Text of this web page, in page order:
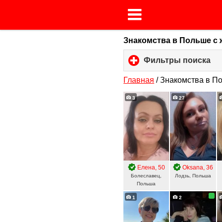
Знакомства в Польше с
Фильтры поиска
to
Главная /Знакомства в
3
Елена , 50
Болеславец,
Польша
27
Oksana , 36
Лодзь, Польша
1 2